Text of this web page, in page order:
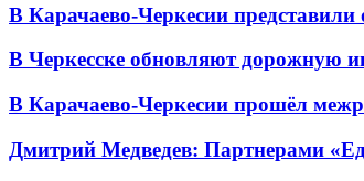
В Карачаево-Черкесии
В Черкесске обновляют дорожную
В Карачаево-Черкесии прошёл
Дмитрий Медведев: Партнерами